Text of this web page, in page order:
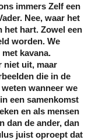
immers Zelf een
Nee, waar het
het hart. Zowel een
worden. We
kavana.
niet uit, maar
die in de
wanneer we
een samenkomst
en als mensen
dan de ander, dan
juist oproept dat